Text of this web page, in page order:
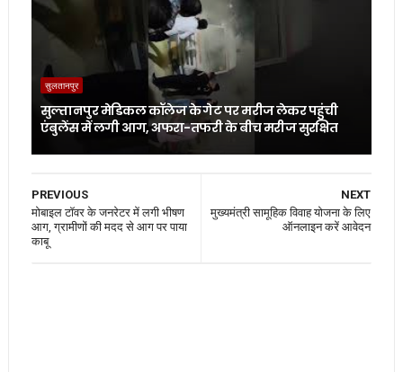
सुलतानपुर
सुल्तानपुर मेडिकल कॉलेज के गेट पर मरीज लेकर पहुंची
एंबुलेंस में लगी आग, अफरा-तफरी के बीच मरीज सुरक्षित
NEXT
मुख्यमंत्री सामूहिक विवाह योजना के लिए
ऑनलाइन करें आवेदन
PREVIOUS
मोबाइल टॉवर के जनरेटर में लगी भीषण
आग, ग्रामीणों की मदद से आग पर पाया
काबू